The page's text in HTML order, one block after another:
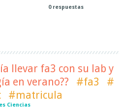
0respuestas
llevar fa3 con su lab y
en verano??
#fa3
#
#matricula
Ciencias